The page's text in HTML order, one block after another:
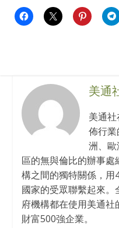
美通
美通
佈行
洲、
區的無與倫比的辦事
構之間的獨特關係，
國家的受眾聯繫起來
府機構都在使用美通
財富500強企業。